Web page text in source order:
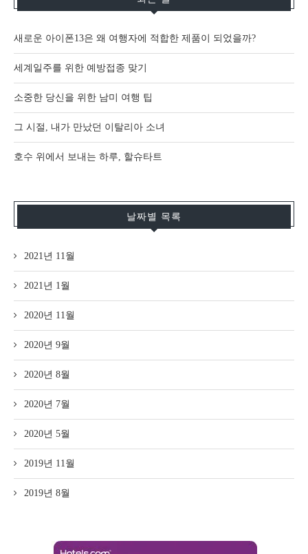
새로운 아이폰13은 왜 여행자에 적합한 제품이 되었을까?
세계일주를 위한 예방접종 맞기
소중한 당신을 위한 남미 여행 팁
그 시절, 내가 만났던 이탈리아 소녀
호수 위에서 보내는 하루, 할슈타트
날짜별 목록
2021년 11월
2021년 1월
2020년 11월
2020년 9월
2020년 8월
2020년 7월
2020년 5월
2019년 11월
2019년 8월